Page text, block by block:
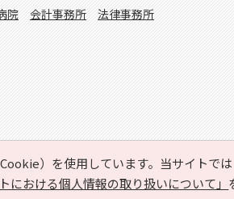
）を使用しています。当サイトでは
における個人情報の取り扱いについて」
院 会計事務所 法律事務所